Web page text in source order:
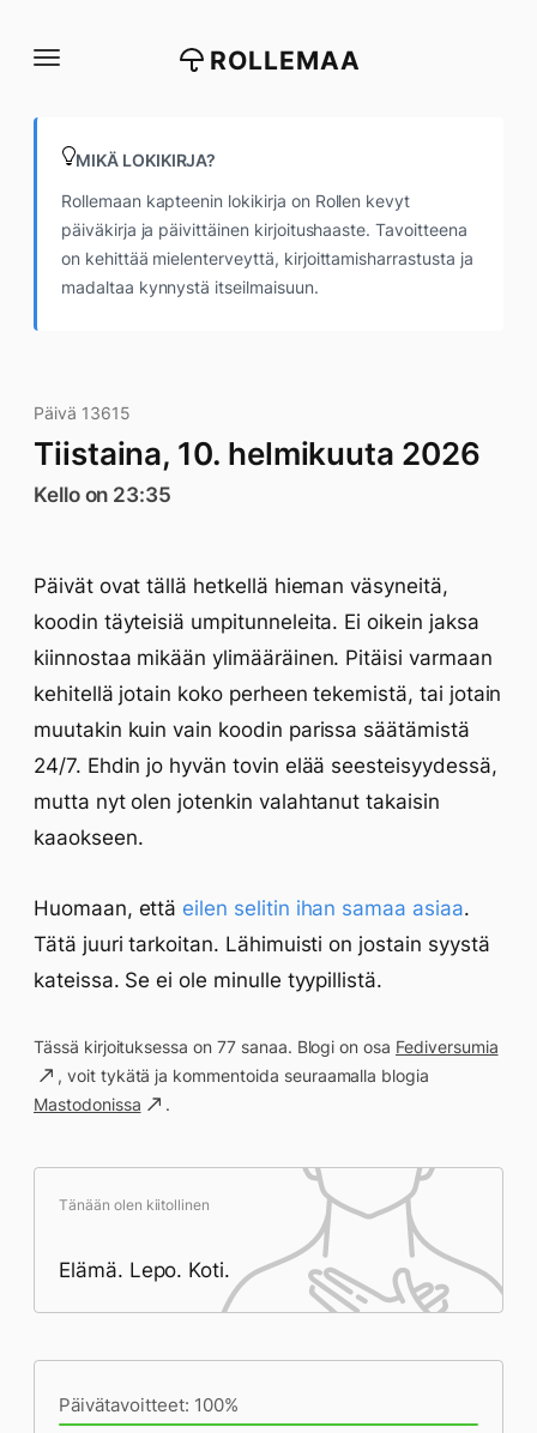
suoraan
ROLLEMAA
MIKÄ LOKIKIRJA?
Rollemaan kapteenin lokikirja on Rollen kevyt
päiväkirja ja päivittäinen kirjoitushaaste. Tavoitteena
on kehittää mielenterveyttä, kirjoittamisharrastusta ja
madaltaa kynnystä itseilmaisuun.
Päivä 13615
Tiistaina, 10. helmikuuta 2026
Kello on 23:35
Päivät ovat tällä hetkellä hieman väsyneitä,
koodin täyteisiä umpitunneleita. Ei oikein jaksa
kiinnostaa mikään ylimääräinen. Pitäisi varmaan
kehitellä jotain koko perheen tekemistä, tai jotain
muutakin kuin vain koodin parissa säätämistä
24/7. Ehdin jo hyvän tovin elää seesteisyydessä,
mutta nyt olen jotenkin valahtanut takaisin
kaaokseen.
Huomaan, että eilen selitin ihan samaa asiaa.
Tätä juuri tarkoitan. Lähimuisti on jostain syystä
kateissa. Se ei ole minulle tyypillistä.
Tässä kirjoituksessa on 77 sanaa. Blogi on osa Fediversumia
, voit tykätä ja kommentoida seuraamalla blogia
Mastodonissa
.
Tänään olen kiitollinen
Elämä. Lepo. Koti.
Päivätavoitteet: 100%